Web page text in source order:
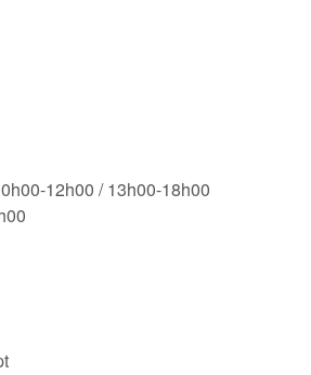
12h00 / 13h00-18h00